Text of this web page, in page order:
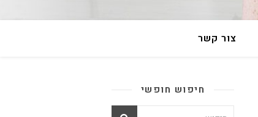
צור קשר
חיפוש חופשי